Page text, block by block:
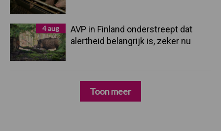
4 aug
AVP in Finland onderstreept dat
alertheid belangrijk is, zeker nu
Toon meer